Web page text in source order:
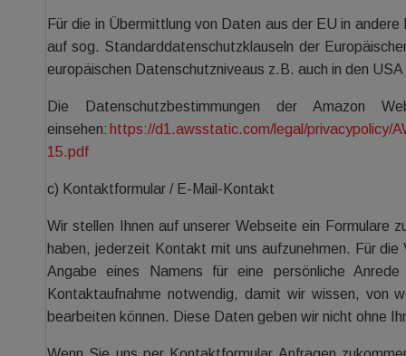
Für die in Übermittlung von Daten aus der EU in
auf sog. Standarddatenschutzklauseln der
europäischen Datenschutzniveaus z.B. auch in den
Die Datenschutzbestimmungen der Amazon
einsehen: https://d1.awsstatic.com/legal/privacypolicy/
15.pdf
c) Kontaktformular / E-Mail-Kontakt
Wir stellen Ihnen auf unserer Webseite ein Formulare
haben, jederzeit Kontakt mit uns aufzunehmen. Für
Angabe eines Namens für eine persönliche
Kontaktaufnahme notwendig, damit wir wissen, von
bearbeiten können. Diese Daten geben wir nicht ohne